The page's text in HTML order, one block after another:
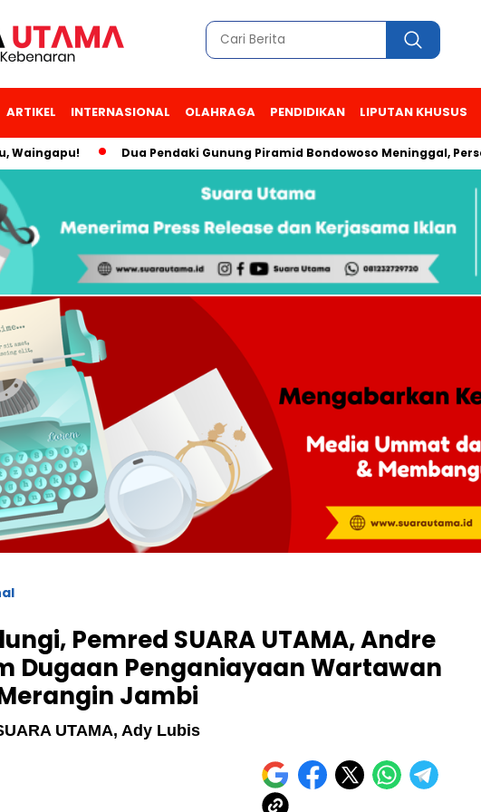
ARTIKEL INTERNASIONAL OLAHRAGA PENDIDIKAN LIPUTAN KHUSUS
Dua Pendaki Gunung Piramid Bondowoso Meninggal, Persatuan
Pemred SUARA UTAMA, Andre
Dugaan Penganiayaan Wartawan
Jambi
UTAMA, Ady Lubis